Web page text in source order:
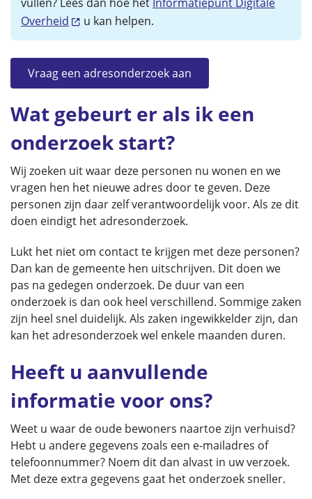
Overheid
u kan helpen.
Vraag een adresonderzoek aan
Wat gebeurt er als ik een
onderzoek start?
Wij zoeken uit waar deze personen nu wonen en we
vragen hen het nieuwe adres door te geven. Deze
personen zijn daar zelf verantwoordelijk voor. Als ze dit
doen eindigt het adresonderzoek.
Lukt het niet om contact te krijgen met deze personen?
Dan kan de gemeente hen uitschrijven. Dit doen we
pas na gedegen onderzoek. De duur van een
onderzoek is dan ook heel verschillend. Sommige zaken
zijn heel snel duidelijk. Als zaken ingewikkelder zijn, dan
kan het adresonderzoek wel enkele maanden duren.
Heeft u aanvullende
informatie voor ons?
Weet u waar de oude bewoners naartoe zijn verhuisd?
Hebt u andere gegevens zoals een e-mailadres of
telefoonnummer? Noem dit dan alvast in uw verzoek.
Met deze extra gegevens gaat het onderzoek sneller.